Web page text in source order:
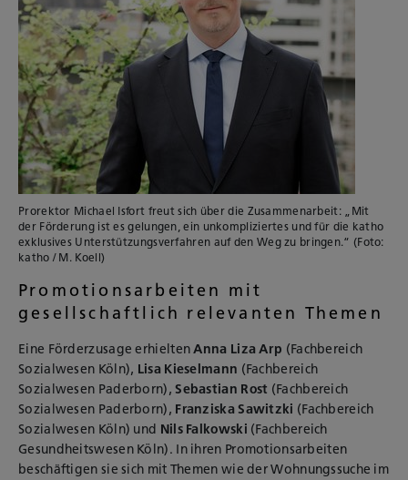
Prorektor Michael Isfort freut sich über die Zusammenarbeit: „Mit
der Förderung ist es gelungen, ein unkompliziertes und für die katho
exklusives Unterstützungsverfahren auf den Weg zu bringen.“ (Foto:
katho / M. Koell)
Promotionsarbeiten mit
gesellschaftlich relevanten Themen
Eine Förderzusage erhieltenAnna Liza Arp (Fachbereich
Sozialwesen Köln), Lisa Kieselmann (Fachbereich
Sozialwesen Paderborn),Sebastian Rost (Fachbereich
Sozialwesen Paderborn), Franziska Sawitzki (Fachbereich
Sozialwesen Köln) und Nils Falkowski (Fachbereich
Gesundheitswesen Köln). In ihren Promotionsarbeiten
beschäftigen sie sich mit Themen wie der Wohnungssuche im